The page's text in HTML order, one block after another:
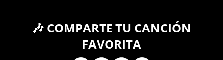
🎶 COMPARTE TU CANCIÓN
FAVORITA